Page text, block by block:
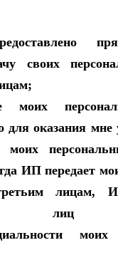
своих
моих
для оказания мне
моих
ИП передает
лицам,
лиц
моих